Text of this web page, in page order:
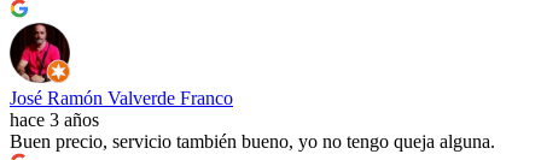
José Ramón Valverde Franco
hace 3 años
Buen precio, servicio también bueno, yo no tengo queja alguna.